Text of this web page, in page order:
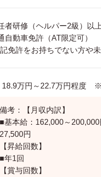
者研修（ヘルパー2級）以上
自動車免許（AT限定可）
免許をお持ちでない方や
18.9万円～22.7万円程度
備考：【月収内訳】
■基本給：162,000～
27,500円
【昇給回数】
■年1回
【賞与回数】